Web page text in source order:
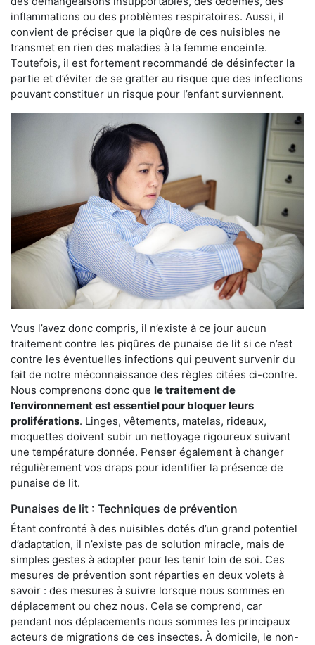
inflammations ou des problèmes respiratoires. Aussi, il
convient de préciser que la piqûre de ces nuisibles ne
transmet en rien des maladies à la femme enceinte.
Toutefois, il est fortement recommandé de désinfecter la
partie et d’éviter de se gratter au risque que des infections
pouvant constituer un risque pour l’enfant surviennent.
Vous l’avez donc compris, il n’existe à ce jour aucun
traitement contre les piqûres de punaise de lit si ce n’est
contre les éventuelles infections qui peuvent survenir du
fait de notre méconnaissance des règles citées ci-contre.
Nous comprenons donc que le traitement de
l’environnement est essentiel pour bloquer leurs
proliférations. Linges, vêtements, matelas, rideaux,
moquettes doivent subir un nettoyage rigoureux suivant
une température donnée. Penser également à changer
régulièrement vos draps pour identifier la présence de
punaise de lit.
Punaises de lit : Techniques de prévention
Étant confronté à des nuisibles dotés d’un grand potentiel
d’adaptation, il n’existe pas de solution miracle, mais de
simples gestes à adopter pour les tenir loin de soi. Ces
mesures de prévention sont réparties en deux volets à
savoir : des mesures à suivre lorsque nous sommes en
déplacement ou chez nous. Cela se comprend, car
pendant nos déplacements nous sommes les principaux
acteurs de migrations de ces insectes. À domicile, le non-